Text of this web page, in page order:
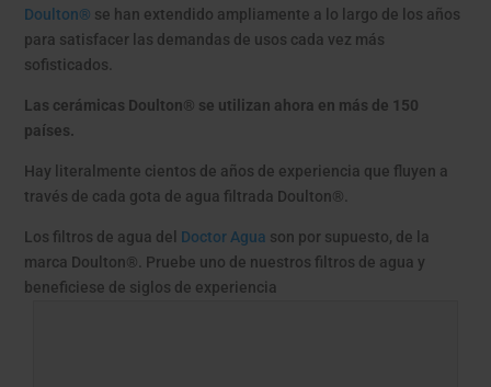
Doulton® se han extendido ampliamente a lo largo de los años
para satisfacer las demandas de usos cada vez más
sofisticados.
Las cerámicas Doulton® se utilizan ahora en más de 150
países.
Hay literalmente cientos de años de experiencia que fluyen a
través de cada gota de agua filtrada Doulton®.
Los filtros de agua del Doctor Agua son por supuesto, de la
marca Doulton®. Pruebe uno de nuestros filtros de agua y
beneficiese de siglos de experiencia